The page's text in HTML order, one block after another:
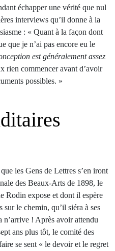
échapper une vérité que nul
interviews qu’il donne à la
: « Quant à la façon dont
que je n’ai pas encore eu le
est généralement assez
rien commencer avant d’avoir
possibles. »
les Gens de Lettres s’en iront
des Beaux-Arts de 1898, le
Rodin expose et dont il espère
le chemin, qu’il siéra à ses
n’arrive ! Après avoir attendu
ans plus tôt, le comité des
se sent « le devoir et le regret